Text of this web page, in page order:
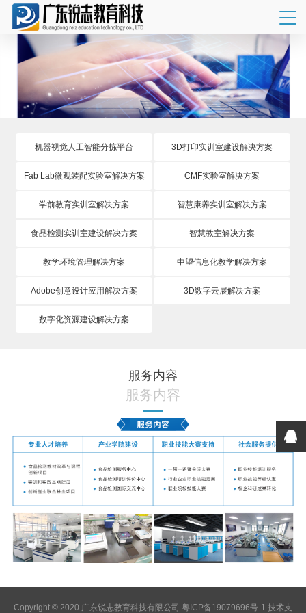
机器视觉人工智能分拣平台 3D打印实训室建设解决方案
Fab Lab微观装配实验室解决方案 CMF实验室解决方案
学前教育实训室解决方案 智慧康养实训室解决方案
食品检测实训室建设解决方案 智慧教室解决方案
教学环境管理解决方案 中望信息化教学解决方案
Adobe创意设计应用解决方案 3D数字云展解决方案
数字化资源建设解决方案
服务内容
服务内容
Copyright © 2020 广东锐志教育科技有限公司 粤ICP备19079696号-1 技术支